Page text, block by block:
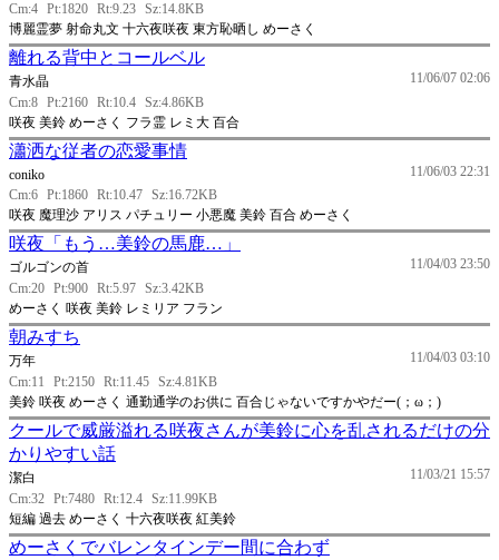
Cm:4 Pt:1820 Rt:9.23 Sz:14.8KB
博麗霊夢 射命丸文 十六夜咲夜 東方恥晒し めーさく
離れる背中とコールベル
11/06/07 02:06
青水晶
Cm:8 Pt:2160 Rt:10.4 Sz:4.86KB
咲夜 美鈴 めーさく フラ霊 レミ大 百合
瀟洒な従者の恋愛事情
11/06/03 22:31
coniko
Cm:6 Pt:1860 Rt:10.47 Sz:16.72KB
咲夜 魔理沙 アリス パチュリー 小悪魔 美鈴 百合 めーさく
咲夜「もう…美鈴の馬鹿…」
11/04/03 23:50
ゴルゴンの首
Cm:20 Pt:900 Rt:5.97 Sz:3.42KB
めーさく 咲夜 美鈴 レミリア フラン
朝みすち
11/04/03 03:10
万年
Cm:11
Pt:2150 Rt:11.45 Sz:4.81KB
美鈴 咲夜 めーさく 通勤通学のお供に 百合じゃないですかやだー(；ω；)
クールで威厳溢れる咲夜さんが美鈴に心を乱されるだけの分
かりやすい話
11/03/21 15:57
潔白
Cm:32 Pt:7480 Rt:12.4 Sz:11.99KB
短編 過去 めーさく 十六夜咲夜 紅美鈴
めーさくでバレンタインデー間に合わず